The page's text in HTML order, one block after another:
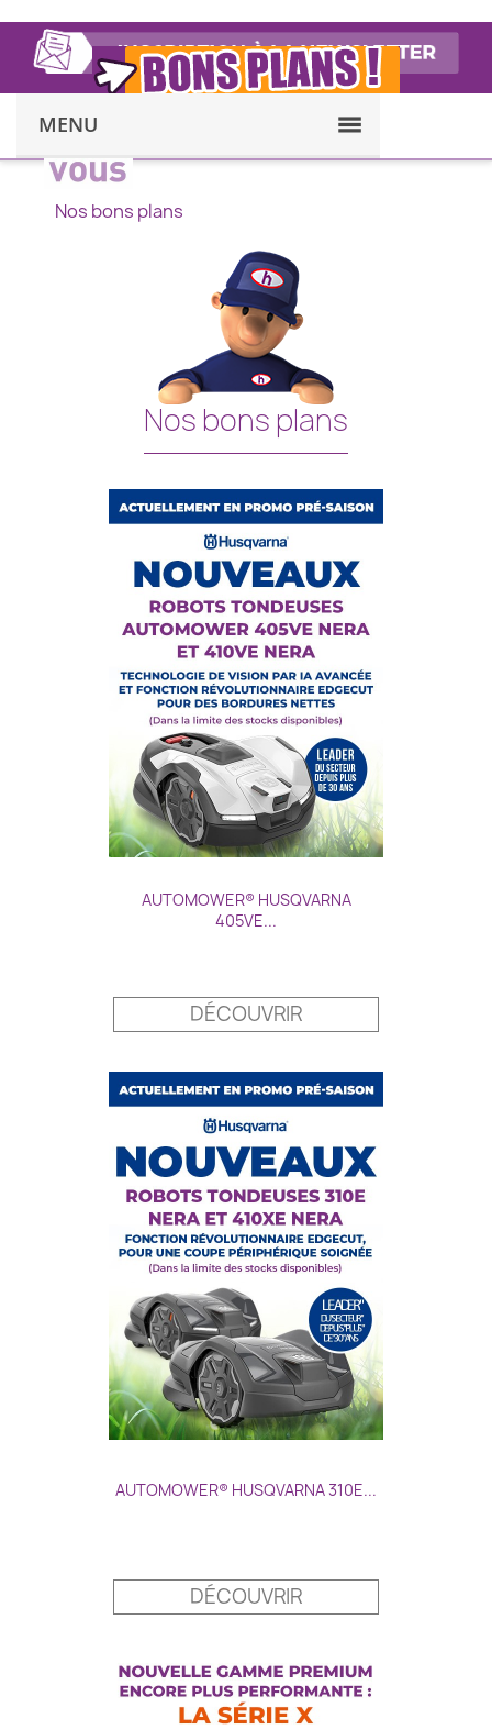
MENU
Nos bons plans
Nos bons plans
AUTOMOWER® HUSQVARNA
405VE...
DÉCOUVRIR
AUTOMOWER® HUSQVARNA 310E...
DÉCOUVRIR